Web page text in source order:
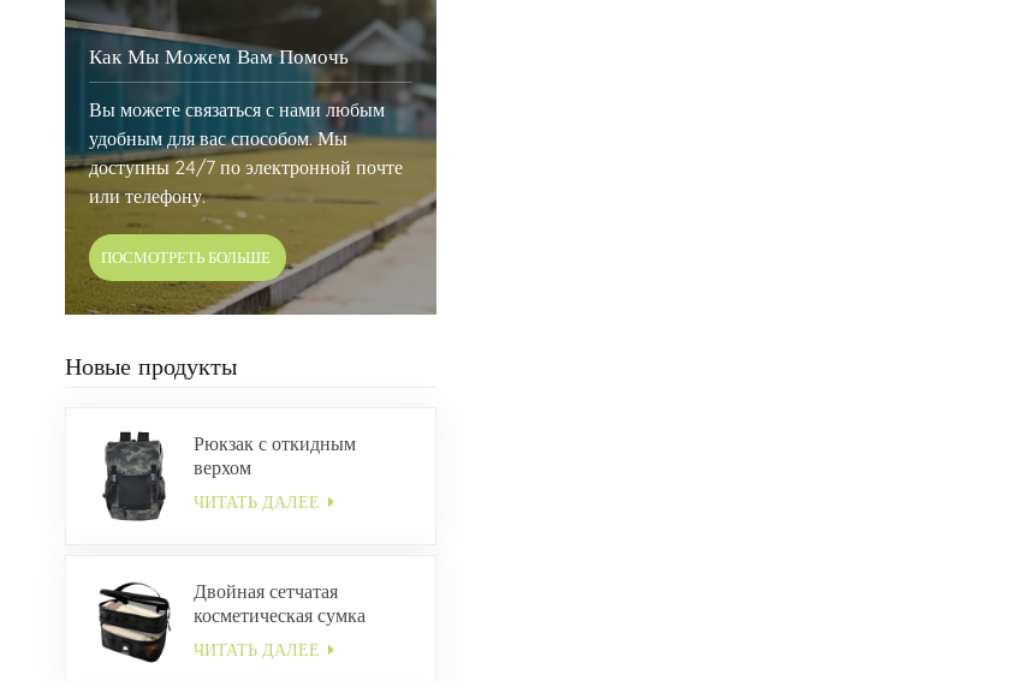
Как Мы Можем Вам Помочь
Вы можете связаться с нами любым
удобным для вас способом. Мы
доступны 24/7 по электронной почте
или телефону.
ПОСМОТРЕТЬ БОЛЬШЕ
Новые продукты
Рюкзак с откидным
верхом
ЧИТАТЬ ДАЛЕЕ
Двойная сетчатая
косметическая сумка
ЧИТАТЬ ДАЛЕЕ